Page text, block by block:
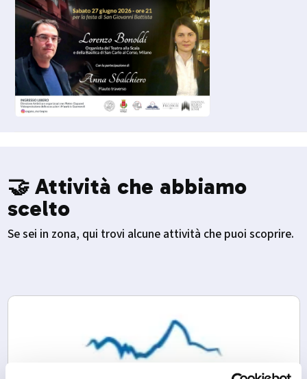
🤝 Attività che abbiamo
scelto
Se sei in zona, qui trovi alcune attività che puoi scoprire.